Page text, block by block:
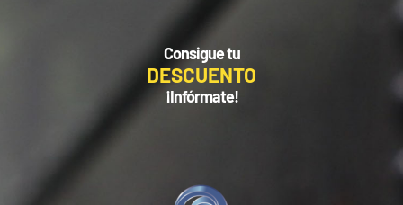
Consigue tu
DESCUENTO
¡Infórmate!